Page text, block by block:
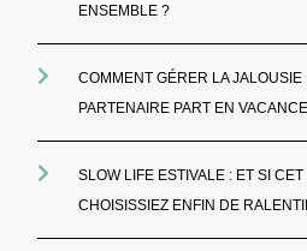
ENSEMBLE ?
COMMENT GÉRER LA
PARTENAIRE PART EN
SLOW LIFE ESTIVALE : ET SI
CHOISISSIEZ ENFIN DE